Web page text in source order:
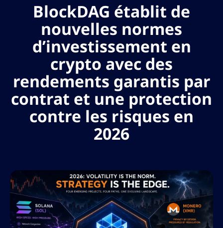
BlockDAG établit de
nouvelles normes
d’investissement en
crypto avec des
rendements garantis par
contrat et une protection
contre les risques en
2026